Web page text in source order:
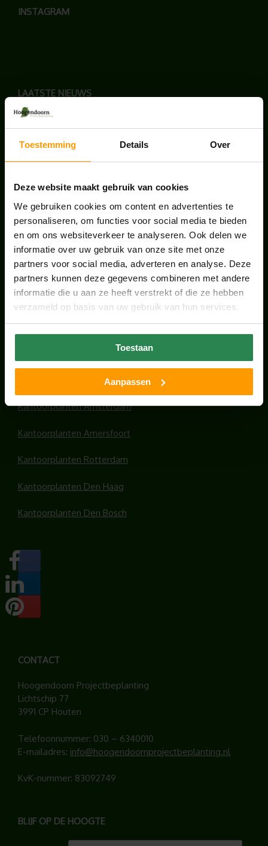
Toestemming Details Over
Deze website maakt gebruik van cookies
We gebruiken cookies om content en advertenties te
personaliseren, om functies voor social media te bieden
en om ons websiteverkeer te analyseren. Ook delen we
informatie over uw gebruik van onze site met onze
partners voor social media, adverteren en analyse. Deze
partners kunnen deze gegevens combineren met andere
informatie die u aan ze heeft verstrekt of die ze hebben
verzameld op basis van uw gebruik van hun services.
Toestaan
Aanpassen
INSTAGRAM
LAATSTE NIEUWS
PAKKEN WE HET AAN
augustus 7, 2026
juli 28, 2026
ONS TEAM GROEIT VERDER
juni 17, 2026
Kantoorplanten Utrecht
Kantoorplanten Amsterdam
Kantoorplanten Amersfoort
Kantoorplanten Rotterdam
Kantoorplanten Den Haag
Kantoorplanten Den Bosch
CONTACT
Hoogendoorn Projectbeplanting
Lichtschip 77
3991 CP Houten
Telefoonnummer: 030 – 6340010
E-mailadres: info@hoogendoornprojectbeplanting.nl
KvK-nummer: 83092749
BLIJF OP DE HOOGTE